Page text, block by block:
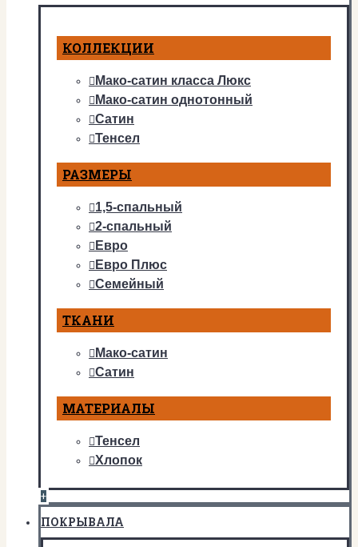
КОЛЛЕКЦИИ
Мако-сатин класса Люкс
Мако-сатин однотонный
Сатин
Тенсел
РАЗМЕРЫ
1,5-спальный
2-спальный
Евро
Евро Плюс
Семейный
ТКАНИ
Мако-сатин
Сатин
МАТЕРИАЛЫ
Тенсел
Хлопок
+
ПОКРЫВАЛА